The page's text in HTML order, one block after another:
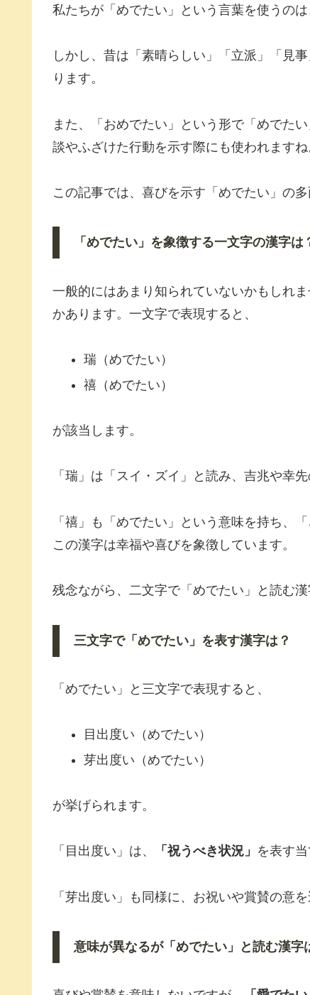
私たちが「めでたい」という言葉を使うのは
しかし、昔は「素晴らしい」「立派」「見
ります。
また、「おめでたい」という形で「めでた
談やふざけた行動を示す際にも使われますね
この記事では、喜びを示す「めでたい」の
「めでたい」を象徴する一文字の漢字は
一般的にはあまり知られていないかもしれ
かあります。一文字で表現すると、
瑞（めでたい）
禧（めでたい）
が該当します。
「瑞」は「スイ・ズイ」と読み、吉兆や幸
「禧」も「めでたい」という意味を持ち、
この漢字は幸福や喜びを象徴しています。
残念ながら、二文字で「めでたい」と読む
三文字で「めでたい」を表す漢字は？
「めでたい」と三文字で表現すると、
目出度い（めでたい）
芽出度い（めでたい）
が挙げられます。
「目出度い」は、 「祝うべき状況」 を表す当
「芽出度い」も同様に、お祝いや賞賛の意
意味が異なるが「めでたい」と読む漢字